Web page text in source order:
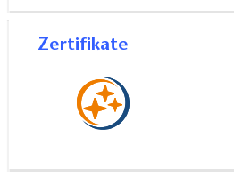
DieTerrasse und der schöne,
im Frühling und Sommer zum
Hunde und Kinder sind
Kreidesockel, Spiele,
Zertifikate